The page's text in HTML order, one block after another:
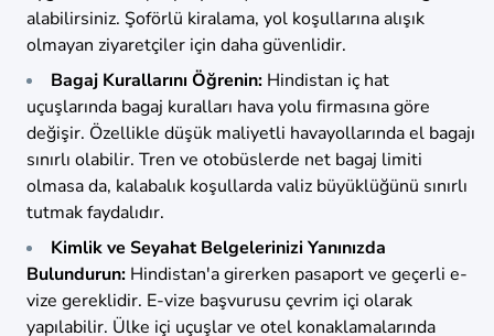
alabilirsiniz. Şoförlü kiralama, yol koşullarına alışık
olmayan ziyaretçiler için daha güvenlidir.
Bagaj Kurallarını Öğrenin: Hindistan iç hat
uçuşlarında bagaj kuralları hava yolu firmasına göre
değişir. Özellikle düşük maliyetli havayollarında el bagajı
sınırlı olabilir. Tren ve otobüslerde net bagaj limiti
olmasa da, kalabalık koşullarda valiz büyüklüğünü sınırlı
tutmak faydalıdır.
Kimlik ve Seyahat Belgelerinizi Yanınızda
Bulundurun: Hindistan'a girerken pasaport ve geçerli e-
vize gereklidir. E-vize başvurusu çevrim içi olarak
yapılabilir. Ülke içi uçuşlar ve otel konaklamalarında